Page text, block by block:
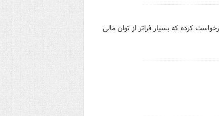
ایتالیا، دستمزدی ۲۰ میلیون یورویی درخواست کرده که بسیار فراتر از توان مالی